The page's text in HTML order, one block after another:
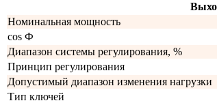
Номинальная мощность
cos Ф
Диапазон системы регулирования, %
Принцип регулирования
Допустимый диапазон изменения нагрузки
Тип ключей